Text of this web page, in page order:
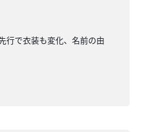
行で衣装も変化、名前の由